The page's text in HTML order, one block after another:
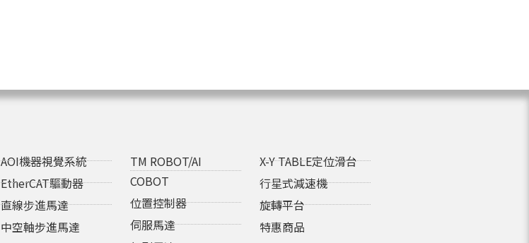
AOI機器視覺系統
EtherCAT驅動器
直線步進馬達
中空軸步進馬達
TM ROBOT/AI
COBOT
位置控制器
伺服馬達
X-Y TABLE定位滑台
行星式減速機
旋轉平台
特惠商品